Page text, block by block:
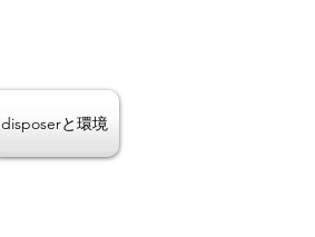
disposerと環境